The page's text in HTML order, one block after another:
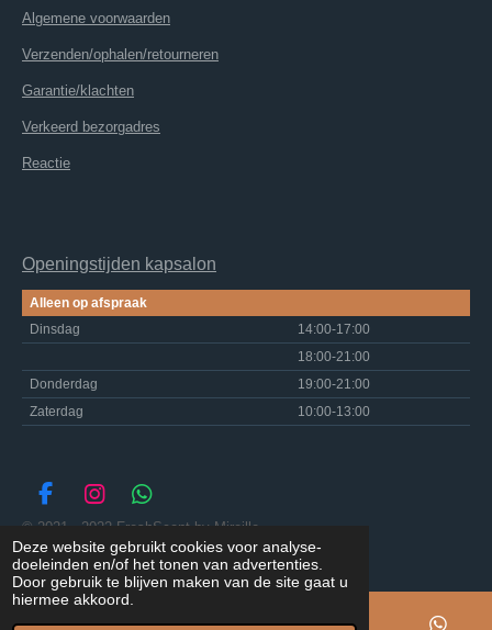
Deze website gebruikt cookies voor analyse-
doeleinden en/of het tonen van advertenties.
Door gebruik te blijven maken van de site gaat u
hiermee akkoord.
Algemene voorwaarden
Verzenden/ophalen/retourneren
Garantie/klachten
Verkeerd bezorgadres
Reactie
Openingstijden kapsalon
Alleen op afspraak
Dinsdag
14:00-17:00
18:00-21:00
Donderdag
19:00-21:00
Zaterdag
10:00-13:00
F
a
c
e
b
I
n
s
t
a
W
h
a
t
s
© 2021 - 2022 FreshScent by Mireille
Powered byJouwWeb